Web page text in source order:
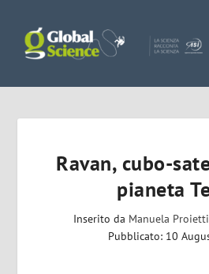
Ravan, cubo-
pianeta
Inserito da Manuela Proietti
Pubblicato: 10